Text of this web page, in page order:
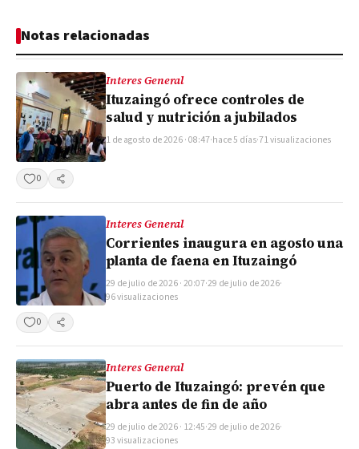
Notas relacionadas
Interes General
Ituzaingó ofrece controles de
salud y nutrición a jubilados
1 de agosto de 2026 · 08:47·hace 5 días·71 visualizaciones
0 Compartir
Interes General
Corrientes inaugura en agosto una
planta de faena en Ituzaingó
29 de julio de 2026 · 20:07·29 de julio de 2026·
96 visualizaciones
0
Compartir
Interes General
Puerto de Ituzaingó: prevén que
abra antes de fin de año
29 de julio de 2026 · 12:45·29 de julio de 2026·
93 visualizaciones